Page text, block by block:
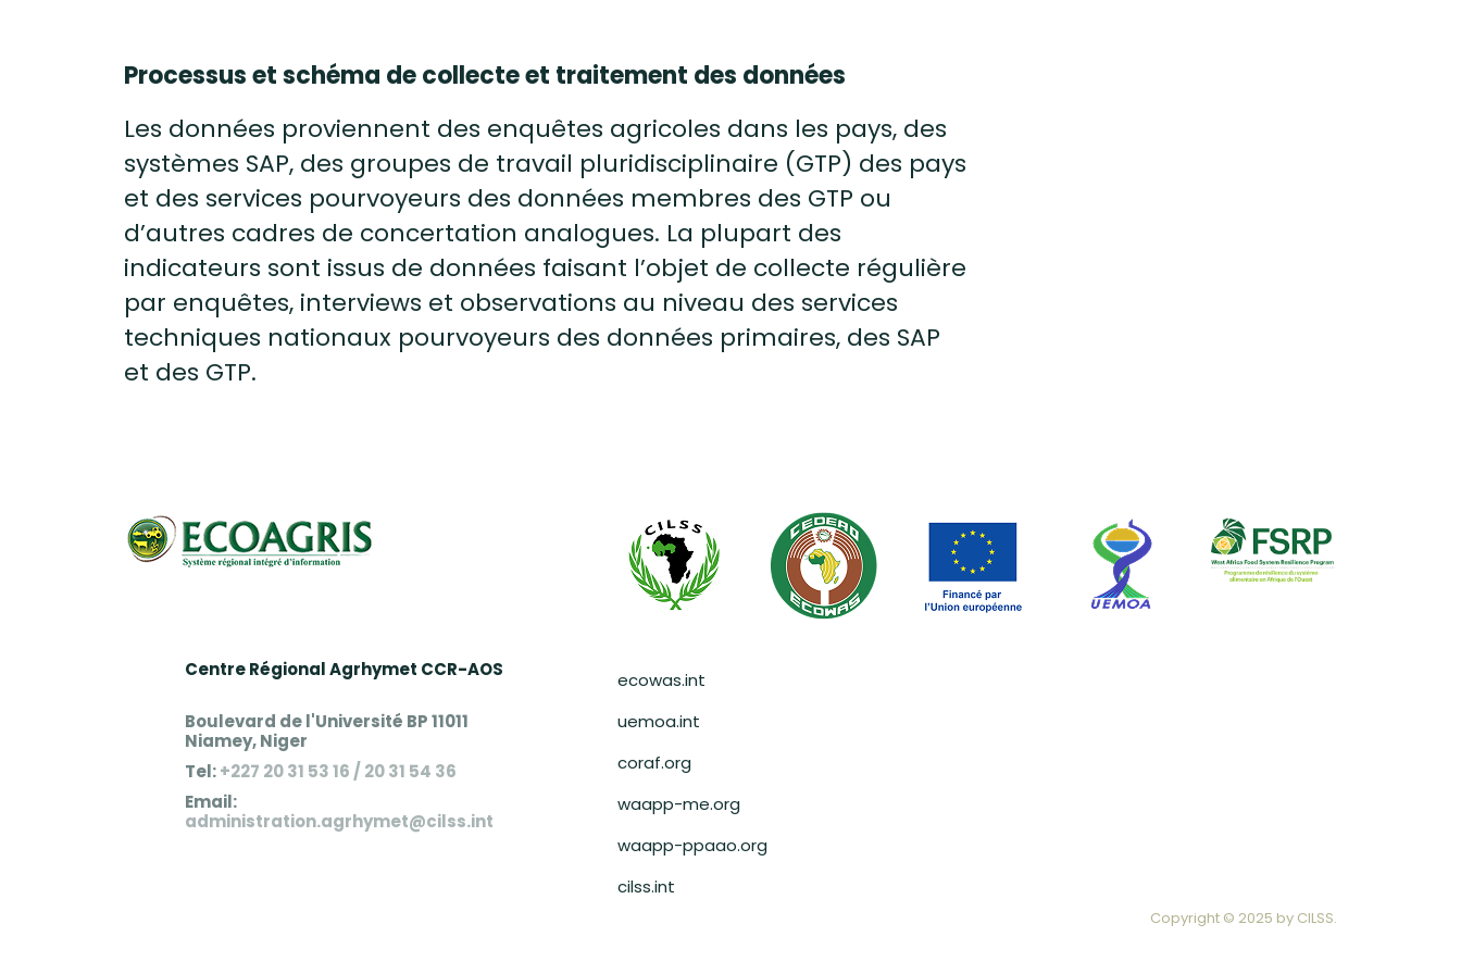
Processus et schéma de collecte et traitement des données
Les données proviennent des enquêtes agricoles dans les pays, des
systèmes SAP, des groupes de travail pluridisciplinaire (GTP) des pays
et des services pourvoyeurs des données membres des GTP ou
d’autres cadres de concertation analogues. La plupart des
indicateurs sont issus de données faisant l’objet de collecte régulière
par enquêtes, interviews et observations au niveau des services
techniques nationaux pourvoyeurs des données primaires, des SAP
et des GTP.
Centre Régional Agrhymet CCR-AOS
Boulevard de l'Université BP 11011
Niamey, Niger
Tel:+227 20 31 53 16 / 20 31 54 36
Email:
administration.agrhymet@cilss.int
Pied de page
ecowas.int
uemoa.int
coraf.org
waapp-me.org
waapp-ppaao.org
cilss.int
Copyright © 2025 by CILSS.